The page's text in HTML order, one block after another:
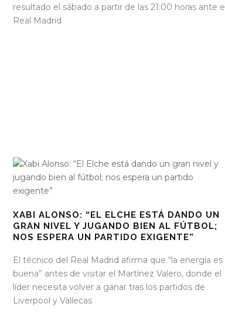
resultado el sábado a partir de las 21:00 horas ante el
Real Madrid
XABI ALONSO: “EL ELCHE ESTÁ DANDO UN
GRAN NIVEL Y JUGANDO BIEN AL FÚTBOL;
NOS ESPERA UN PARTIDO EXIGENTE”
El técnico del Real Madrid afirma que “la energía es
buena” antes de visitar el Martínez Valero, donde el
líder necesita volver a ganar tras los partidos de
Liverpool y Vallecas